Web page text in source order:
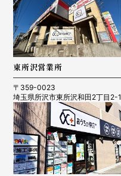
東所沢営業所
〒359-0023
埼玉県所沢市東所沢和田2丁目2-1